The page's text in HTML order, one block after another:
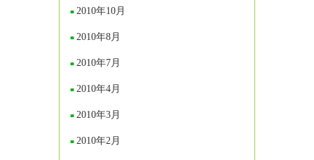
2010年10月
2010年8月
2010年7月
2010年4月
2010年3月
2010年2月